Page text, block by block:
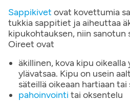
Sappikivet ovat kovettumia
tukkia sappitiet ja aiheuttaa
kipukohtauksen, niin sanotun
Oireet ovat
äkillinen, kova kipu oikealla
ylävatsaa. Kipu on usein
säteillä oikeaan hartiaan tai
pahoinvointi tai oksentelu